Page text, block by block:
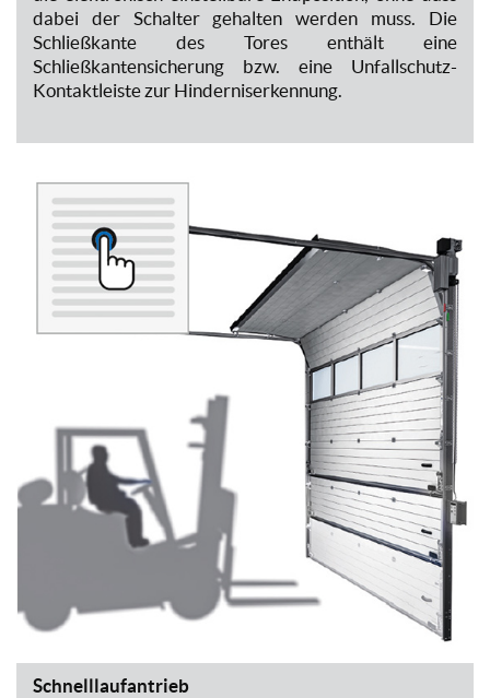
dabei der Schalter gehalten werden muss. Die
Schließkante des Tores enthält eine
Schließkantensicherung bzw. eine Unfallschutz-
Kontaktleiste zur Hinderniserkennung.
Schnelllaufantrieb